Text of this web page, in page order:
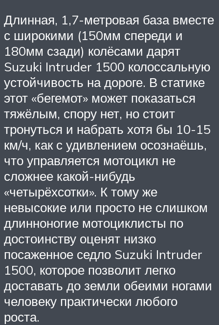
Длинная, 1,7-метровая база вместе
с широкими (150мм спереди и
180мм сзади) колёсами дарят
Suzuki Intruder 1500 колоссальную
устойчивость на дороге. В статике
этот «бегемот» может показаться
тяжёлым, спору нет, но стоит
тронуться и набрать хотя бы 10-15
км/ч, как с удивлением осознаёшь,
что управляется мотоцикл не
сложнее какой-нибудь
«четырёхсотки». К тому же
невысокие или просто не слишком
длинноногие мотоциклисты по
достоинству оценят низко
посаженное седло Suzuki Intruder
1500, которое позволит легко
доставать до земли обеими ногами
человеку практически любого
роста.